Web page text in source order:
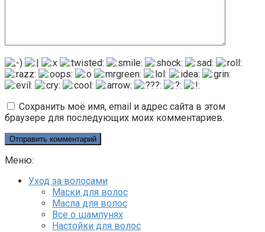
Сохранить моё имя, email и адрес сайта в этом
браузере для последующих моих комментариев.
Меню:
Уход за волосами
Маски для волос
Масла для волос
Все о шампунях
Настойки для волос